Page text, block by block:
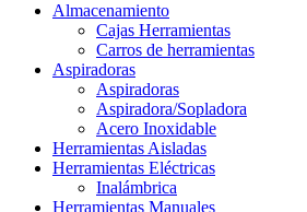
Almacenamiento
Cajas Herramientas
Carros de herramientas
Aspiradoras
Aspiradoras
Aspiradora/Sopladora
Acero Inoxidable
Herramientas Aisladas
Herramientas Eléctricas
Inalámbrica
Herramientas Manuales